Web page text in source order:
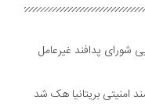
شورای پدافند غیرعامل